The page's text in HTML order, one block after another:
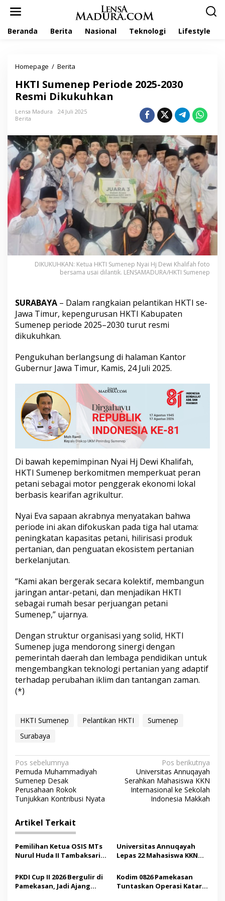
Beranda Berita Nasional Teknologi Lifestyle
Homepage / Berita
T
I
S
u
n
e
p
P
e
r
o
d
2
0
2
5
-
2
0
R
e
s
D
i
k
u
k
u
n
HKTI Sumenep Periode 2025-2030
Resmi Dikukuhkan
Lensa Madura
24 Juli 2025
Berita
DIKUKUHKAN: Ketua HKTI Sumenep Nyai Hj Dewi Khalifah foto
bersama usai dilantik. LENSAMADURA/HKTI Sumenep
SURABAYA – Dalam rangkaian pelantikan HKTI se-
Jawa Timur, kepengurusan HKTI Kabupaten
Sumenep periode 2025–2030 turut resmi
dikukuhkan.
Pengukuhan berlangsung di halaman Kantor
Gubernur Jawa Timur, Kamis, 24 Juli 2025.
Di bawah kepemimpinan Nyai Hj Dewi Khalifah,
HKTI Sumenep berkomitmen memperkuat peran
petani sebagai motor penggerak ekonomi lokal
berbasis kearifan agrikultur.
Nyai Eva sapaan akrabnya menyatakan bahwa
periode ini akan difokuskan pada tiga hal utama:
peningkatan kapasitas petani, hilirisasi produk
pertanian, dan penguatan ekosistem pertanian
berkelanjutan.
“Kami akan bergerak secara kolektif, membangun
jaringan antar-petani, dan menjadikan HKTI
sebagai rumah besar perjuangan petani
Sumenep,” ujarnya.
Dengan struktur organisasi yang solid, HKTI
Sumenep juga mendorong sinergi dengan
pemerintah daerah dan lembaga pendidikan untuk
mengembangkan teknologi pertanian yang adaptif
terhadap perubahan iklim dan tantangan zaman.
(*)
HKTI Sumenep Pelantikan HKTI
Sumenep
Surabaya
N
a
v
i
g
a
s
i
p
o
Pos sebelumnya
Pemuda Muhammadiyah
Sumenep Desak
Perusahaan Rokok
Tunjukkan Kontribusi Nyata
Pos berikutnya
Universitas Annuqayah
Serahkan Mahasiswa KKN
Internasional ke Sekolah
Indonesia Makkah
Artikel Terkait
Pemilihan Ketua OSIS MTs
Nurul Huda II Tambaksari
Demokrasi bagi Siswa
Universitas Annuqayah
Lepas 22 Mahasiswa KKN
Saudi
PKDI Cup II 2026 Bergulir di
Pamekasan, Jadi Ajang
Kodim 0826 Pamekasan
Tuntaskan Operasi Katarak